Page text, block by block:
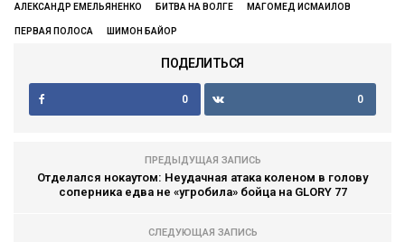
АЛЕКСАНДР ЕМЕЛЬЯНЕНКО БИТВА НА ВОЛГЕ МАГОМЕД ИСМАИЛОВ
ПЕРВАЯ ПОЛОСА ШИМОН БАЙОР
ПОДЕЛИТЬСЯ
0 0
ПРЕДЫДУЩАЯ ЗАПИСЬ
Отделался нокаутом: Неудачная атака коленом в голову
соперника едва не «угробила» бойца на GLORY 77
СЛЕДУЮЩАЯ ЗАПИСЬ